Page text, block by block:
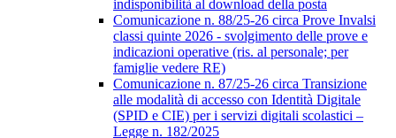
indisponibilità al download della posta
Comunicazione n. 88/25-26 circa Prove Invalsi
classi quinte 2026 - svolgimento delle prove e
indicazioni operative (ris. al personale; per
famiglie vedere RE)
Comunicazione n. 87/25-26 circa Transizione
alle modalità di accesso con Identità Digitale
(SPID e CIE) per i servizi digitali scolastici –
Legge n. 182/2025